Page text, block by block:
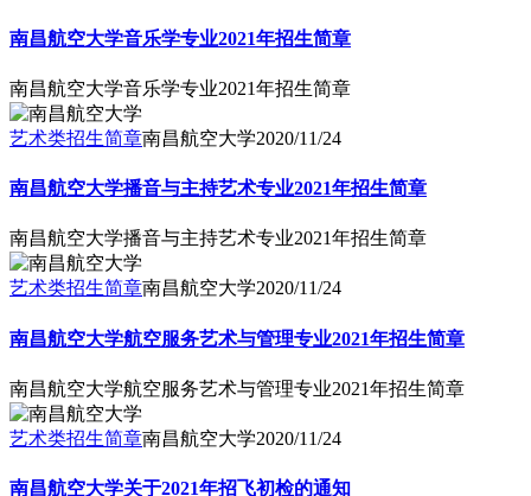
南昌航空大学音乐学专业2021年招生简章
南昌航空大学音乐学专业2021年招生简章
艺术类招生简章南昌航空大学2020/11/24
南昌航空大学播音与主持艺术专业2021年招生简章
南昌航空大学播音与主持艺术专业2021年招生简章
艺术类招生简章南昌航空大学2020/11/24
南昌航空大学航空服务艺术与管理专业2021年招生简章
南昌航空大学航空服务艺术与管理专业2021年招生简章
艺术类招生简章南昌航空大学2020/11/24
南昌航空大学关于2021年招飞初检的通知